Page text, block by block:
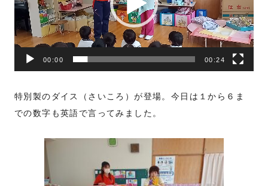
ー
ヤ
ー
00:00 00:24
特別製のダイス（さいころ）が登場。今日は１から６ま
での数字も英語で言ってみました。